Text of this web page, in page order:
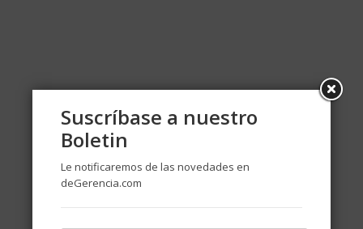
Suscríbase a nuestro
Boletin
Le notificaremos de las novedades en
deGerencia.com